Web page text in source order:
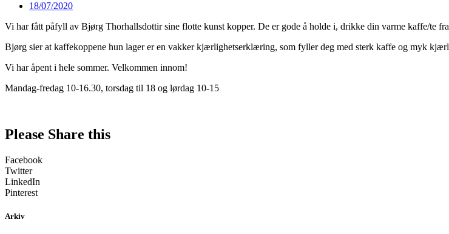
18/07/2020
Vi har fått påfyll av Bjørg Thorhallsdottir sine flotte kunst kopper. De er gode å holde i, drikke din varme kaffe/te
Bjørg sier at kaffekoppene hun lager er en vakker kjærlighetserklæring, som fyller deg med sterk kaffe og myk
Vi har åpent i hele sommer. Velkommen innom!
Mandag-fredag 10-16.30, torsdag til 18 og lørdag 10-15
Please Share this
Facebook
Twitter
LinkedIn
Pinterest
Arkiv